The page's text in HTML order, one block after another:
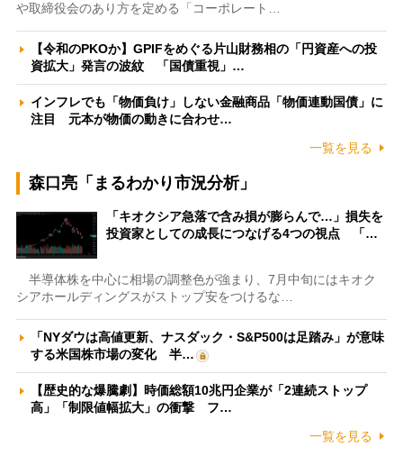
や取締役会のあり方を定める「コーポレート…
【令和のPKOか】GPIFをめぐる片山財務相の「円資産への投
資拡大」発言の波紋 「国債重視」…
インフレでも「物価負け」しない金融商品「物価連動国債」に
注目 元本が物価の動きに合わせ…
一覧を見る
森口亮「まるわかり市況分析」
「キオクシア急落で含み損が膨らんで…」損失を
投資家としての成長につなげる4つの視点 「…
半導体株を中心に相場の調整色が強まり、7月中旬にはキオク
シアホールディングスがストップ安をつけるな…
「NYダウは高値更新、ナスダック・S&P500は足踏み」が意味
する米国株市場の変化 半…
【歴史的な爆騰劇】時価総額10兆円企業が「2連続ストップ
高」「制限値幅拡大」の衝撃 フ…
一覧を見る